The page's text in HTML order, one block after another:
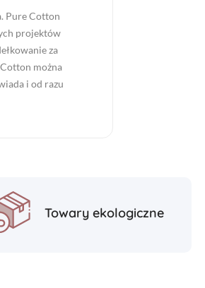
Pure Cotton
projektów
za
można
i od razu
Towary ekologiczne